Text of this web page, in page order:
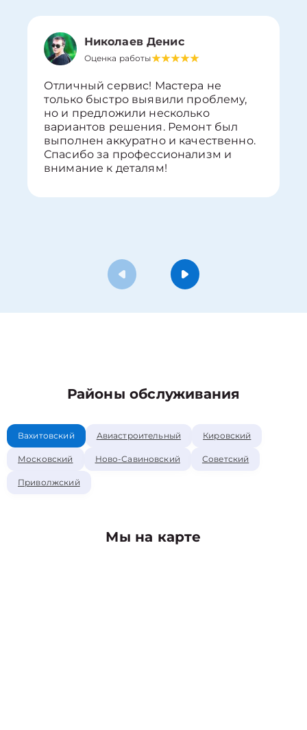
Николаев Денис
Оценка работы
Отличный сервис! Мастера не
только быстро выявили проблему,
но и предложили несколько
вариантов решения. Ремонт был
выполнен аккуратно и качественно.
Спасибо за профессионализм и
внимание к деталям!
Районы обслуживания
Вахитовский Авиастроительный Кировский
Московский Ново-Савиновский Советский
Приволжский
Мы на карте